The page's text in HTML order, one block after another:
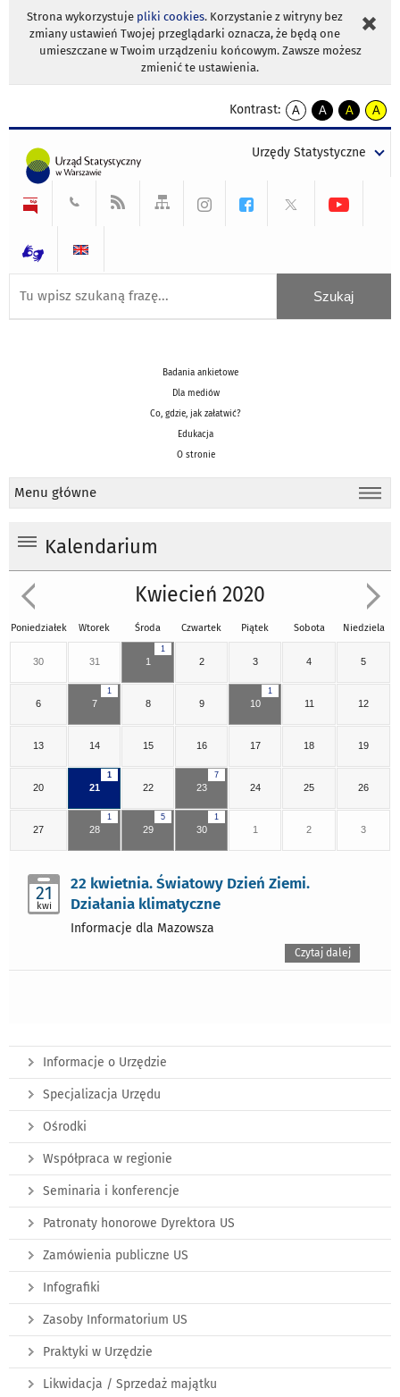
Strona wykorzystuje pliki cookies. Korzystanie z witryny bez
zmiany ustawień Twojej przeglądarki oznacza, że będą one
umieszczane w Twoim urządzeniu końcowym. Zawsze możesz
zmienić te ustawienia.
Kontrast:
A
kontrast
A
kontrast
tekst
czarnym
A
kontrast
tekst
czarnym
A
tekst
żółtym
Urzędy Statystyczne
Badania ankietowe
Dla mediów
Co, gdzie, jak załatwić?
Edukacja
O stronie
Menu główne
Kalendarium
Kwiecień 2020
Poniedziałek Wtorek Środa Czwartek Piątek Sobota Niedziela
30 31
1
1 2 3 4 5
6
1
7 8 9
1
10 11 12
13 14 15 16 17 18 19
20
1
21 22
7
23 24 25 26
27
1
28
5
29
1
30 1 2 3
21
kwi
22 kwietnia. Światowy Dzień Ziemi.
Działania klimatyczne
Informacje dla Mazowsza
Czytaj dalej
Informacje o Urzędzie
Specjalizacja Urzędu
Ośrodki
Współpraca w regionie
Seminaria i konferencje
Patronaty honorowe Dyrektora US
Zamówienia publiczne US
Infografiki
Zasoby Informatorium US
Praktyki w Urzędzie
Likwidacja / Sprzedaż majątku